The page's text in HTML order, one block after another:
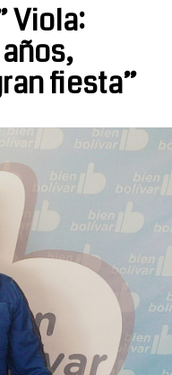
Viola:
fiesta”